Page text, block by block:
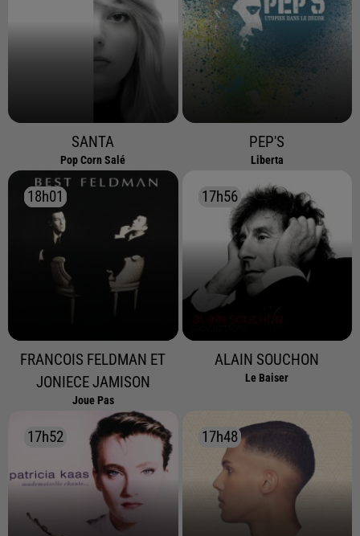
SANTA
Pop Corn Salé
PEP'S
Liberta
18h01
18h01
FRANCOIS FELDMAN ET
JONIECE JAMISON
Joue Pas
17h56
17h56
ALAIN SOUCHON
Le Baiser
17h52
17h52 17h48
17h48